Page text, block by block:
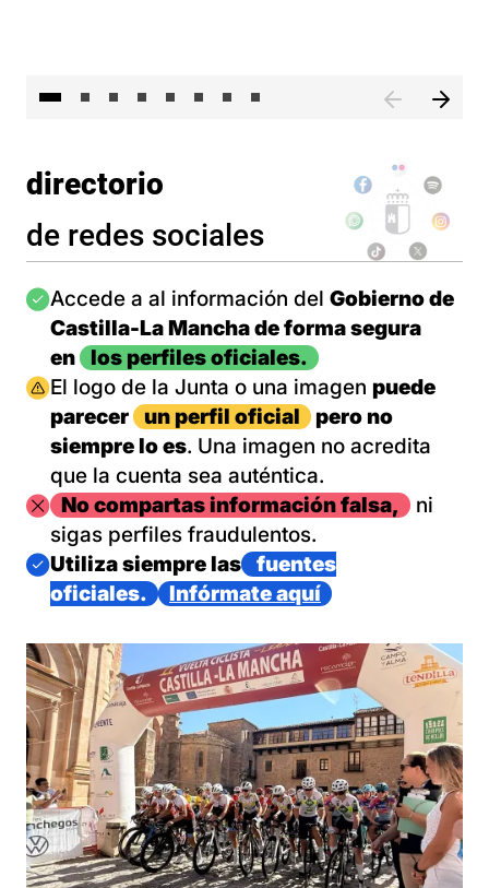
directorio
de redes sociales
Imagen
Accede a al información del Gobierno de
Castilla-La Mancha de forma segura
en
los perfiles oficiales.
Imagen
El logo de la Junta o una imagen puede
parecer
un perfil oficial
pero no
siempre lo es. Una imagen no acredita
que la cuenta sea auténtica.
ImagenNo compartas información falsa,
ni
sigas perfiles fraudulentos.
Imagen
Utiliza siempre las
fuentes
oficiales.
Infórmate aquí